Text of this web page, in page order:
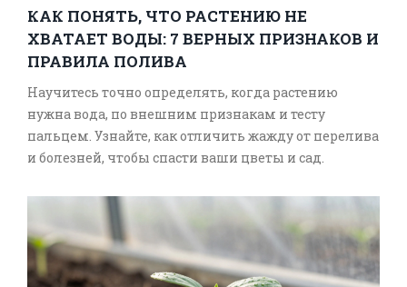
КАК ПОНЯТЬ, ЧТО РАСТЕНИЮ НЕ
ХВАТАЕТ ВОДЫ: 7 ВЕРНЫХ ПРИЗНАКОВ И
ПРАВИЛА ПОЛИВА
Научитесь точно определять, когда растению
нужна вода, по внешним признакам и тесту
пальцем. Узнайте, как отличить жажду от перелива
и болезней, чтобы спасти ваши цветы и сад.